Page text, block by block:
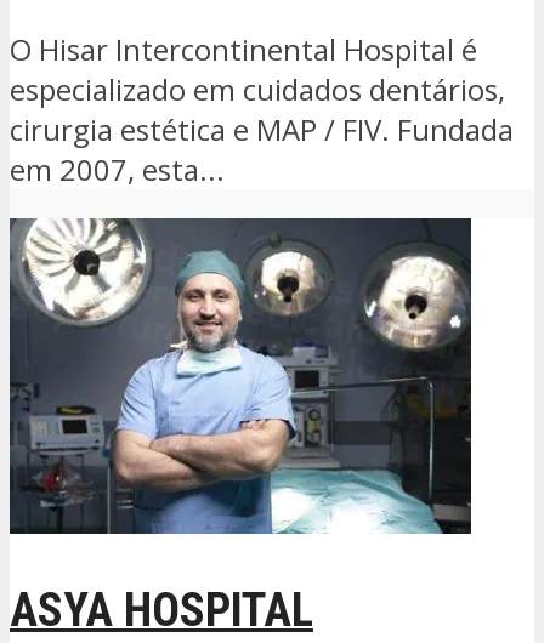
O Hisar Intercontinental Hospital é
especializado em cuidados dentários,
cirurgia estética e MAP / FIV. Fundada
em 2007, esta...
ASYA HOSPITAL